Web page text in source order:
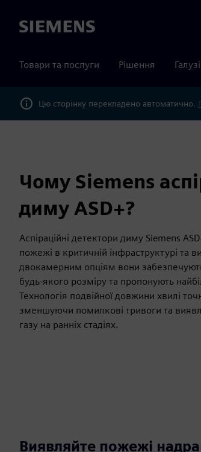
Siemens
Товари та послуги Рішення Галузі
Цю сторінку перекладено автоматично.
Чому Siemens
диму ASD+?
Аспіраційні детектори диму Siemens
пожежі в критичній інфраструктурі та
двокамерним опціям вони
будь-якого розміру та пропонують
Технологія подвійної довжини хвилі
зменшуючи помилкові тривоги та
газу на ранніх стадіях.
Виявляйте пожежі